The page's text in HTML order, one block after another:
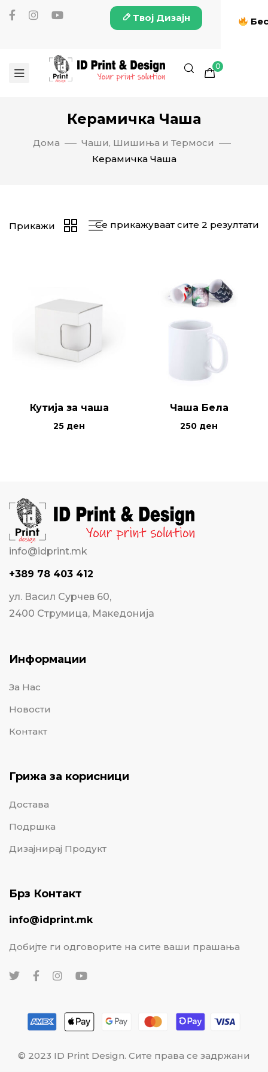
Твој Дизајн
0
Керамичка Чаша
Дома
Чаши, Шишиња и Термоси
Керамичка Чаша
Се прикажуваат сите 2 резултати
Прикажи
Кутија за чаша
25 ден
Чаша Бела
250 ден
info@idprint.mk
+389 78 403 412
ул. Васил Сурчев 60,
2400 Струмица, Македонија
Информации
За Нас
Новости
Контакт
Грижа за корисници
Достава
Подршка
Дизајнирај Продукт
Брз Контакт
info@idprint.mk
Добијте ги одговорите на сите ваши прашања
© 2023 ID Print Design. Сите права се задржани